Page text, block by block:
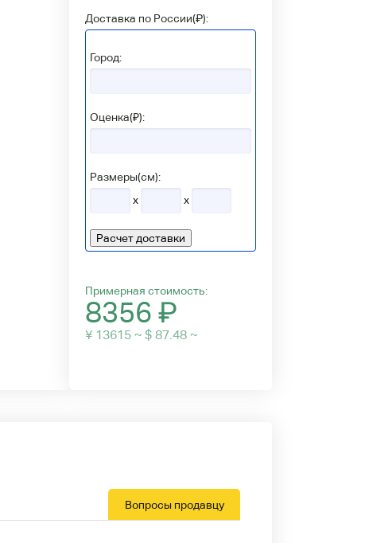
Доставка по России(₽):
Город:
Оценка(₽):
Размеры(см):
x
x
Расчет доставки
Примерная стоимость:
8356 ₽
¥ 13615 ~ $ 87.48 ~
Вопросы продавцу